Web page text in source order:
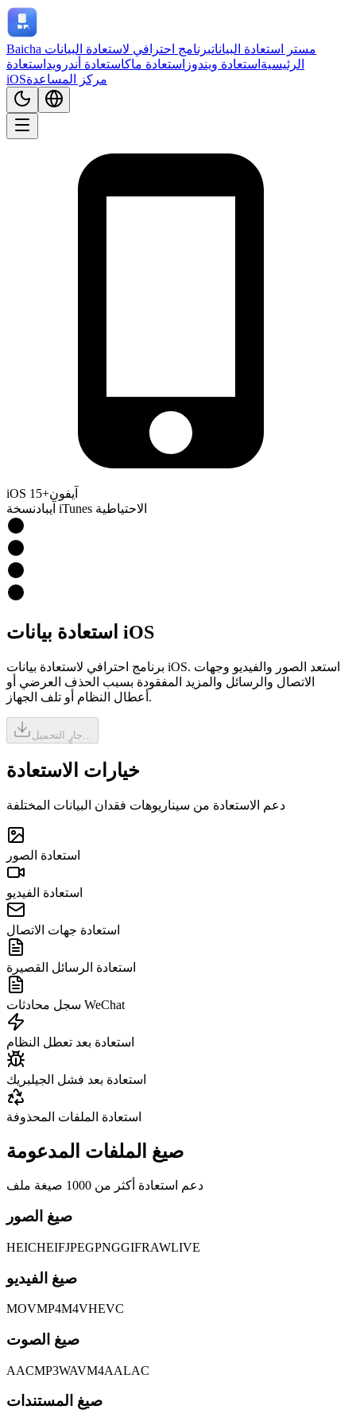
Baicha مستر استعادة البياناتبرنامج احترافي لاستعادة البيانات
الرئيسية استعادة ويندوز استعادة ماكاستعادة أندرويد استعادة
iOSمركز المساعدة
iOS 15+آيفون
آيباد
نسخة iTunes الاحتياطية
استعادة بيانات iOS
برنامج احترافي لاستعادة بيانات iOS. استعد الصور والفيديو وجهات
الاتصال والرسائل والمزيد المفقودة بسبب الحذف العرضي أو
أعطال النظام أو تلف الجهاز.
خيارات الاستعادة
دعم الاستعادة من سيناريوهات فقدان البيانات المختلفة
استعادة الصور
استعادة الفيديو
استعادة جهات الاتصال
استعادة الرسائل القصيرة
سجل محادثات WeChat
استعادة بعد تعطل النظام
استعادة بعد فشل الجيلبريك
استعادة الملفات المحذوفة
صيغ الملفات المدعومة
دعم استعادة أكثر من 1000 صيغة ملف
صيغ الصور
HEICHEIFJPEGPNGGIFRAWLIVE
صيغ الفيديو
MOVMP4M4VHEVC
صيغ الصوت
AACMP3WAVM4AALAC
صيغ المستندات